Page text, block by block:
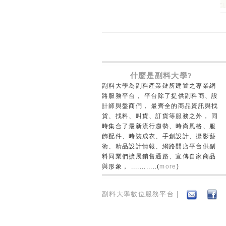
什麼是副料大學?
副料大學為副料產業鏈所建置之專業網
路服務平台， 平台除了提供副料商、設
計師與盤商們， 最齊全的商品資訊與找
貨、找料、叫貨、訂貨等服務之外， 同
時集合了最新流行趨勢、時尚風格、服
飾配件、時裝成衣、手創設計、攝影藝
術、精品設計情報、網路開店平台供副
料同業們擴展銷售通路、宣傳自家商品
與形象， ............(more )
副料大學數位服務平台 |